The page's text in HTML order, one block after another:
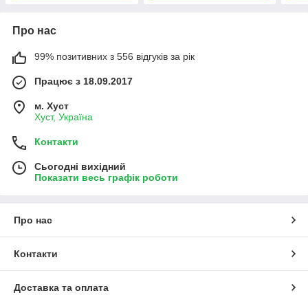
Про нас
99% позитивних з 556 відгуків за рік
Працює з 18.09.2017
м. Хуст
Хуст, Україна
Контакти
Сьогодні вихідний
Показати весь графік роботи
Про нас
Контакти
Доставка та оплата